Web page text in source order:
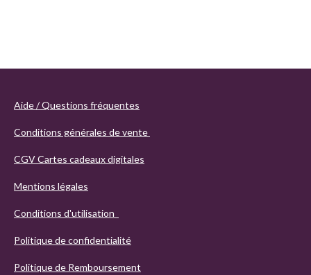
Aide / Questions fréquentes
Conditions générales de vente
CGV Cartes cadeaux digitales
Mentions légales
Conditions d'utilisation
Politique de confidentialité
Politique de Remboursement